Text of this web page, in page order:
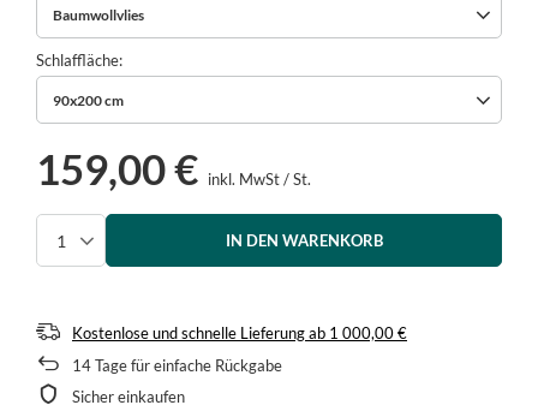
Baumwollvlies
Schlaffläche
90x200 cm
159,00 € inkl. MwSt/St.
IN DEN WARENKORB
Kostenlose und schnelle Lieferungab 1 000,00 €
14Tage für einfache Rückgabe
Sicher einkaufen